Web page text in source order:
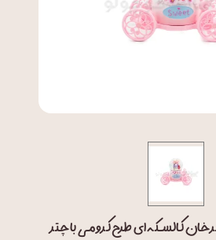
کالسکه ای طرح کرومی با چتر